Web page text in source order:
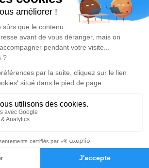
Hommages
Cet endroit est un lieu
à honorer la mémoire de Michelle
d’arbre hommage est
Je rends hommage
du Crématorium de Saint-